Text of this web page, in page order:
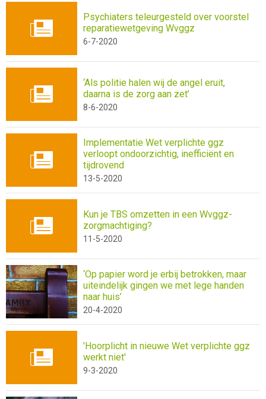
Psychiaters teleurgesteld over voorstel
reparatiewetgeving Wvggz
6-7-2020
‘Als politie halen wij de angel eruit,
daarna is de zorg aan zet’
8-6-2020
Implementatie Wet verplichte ggz
verloopt ondoorzichtig, inefficiënt en
tijdrovend
13-5-2020
Kun je TBS omzetten in een Wvggz-
zorgmachtiging?
11-5-2020
‘Op papier word je erbij betrokken, maar
uiteindelijk gingen we met lege handen
naar huis’
20-4-2020
'Hoorplicht in nieuwe Wet verplichte ggz
werkt niet'
9-3-2020